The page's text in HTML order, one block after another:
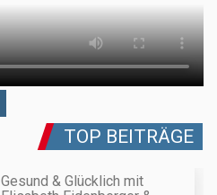
TOP BEITRÄGE
Gesund & Glücklich mit